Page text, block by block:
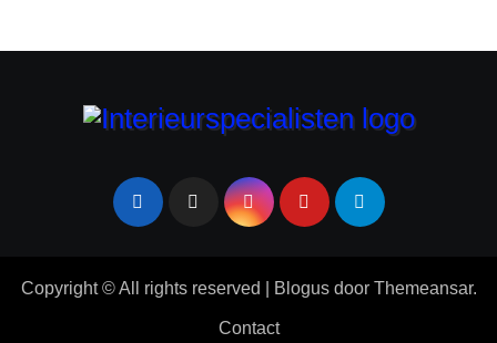
Copyright © All rights reserved Blogusdoor Themeansar.
Contact